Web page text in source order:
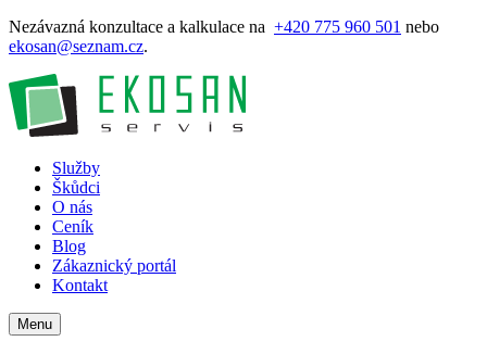
Nezávazná konzultace a kalkulace na +420 775 960 501 nebo
ekosan@seznam.cz.
Služby
Škůdci
O nás
Ceník
Blog
Zákaznický portál
Kontakt
Menu